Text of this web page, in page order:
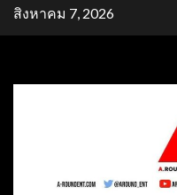
Skipสิงหาคม 7, 2026